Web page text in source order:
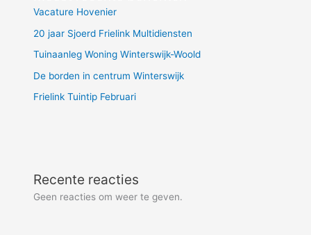
Vacature Hovenier
20 jaar Sjoerd Frielink Multidiensten
Tuinaanleg Woning Winterswijk-Woold
De borden in centrum Winterswijk
Frielink Tuintip Februari
Recente reacties
Geen reacties om weer te geven.